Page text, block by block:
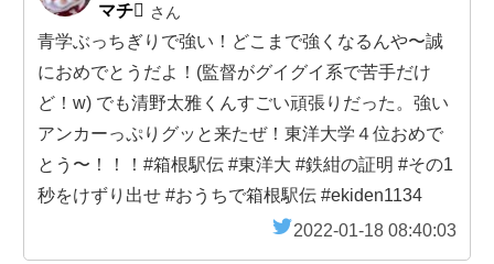
マチ さん
青学ぶっちぎりで強い！どこまで強くなるんや〜誠
におめでとうだよ！(監督がグイグイ系で苦手だけ
ど！w) でも清野太雅くんすごい頑張りだった。強い
アンカーっぷりグッと来たぜ！東洋大学４位おめで
とう〜！！！#箱根駅伝 #東洋大 #鉄紺の証明 #その1
秒をけずり出せ #おうちで箱根駅伝 #ekiden1134
2022-01-18 08:40:03